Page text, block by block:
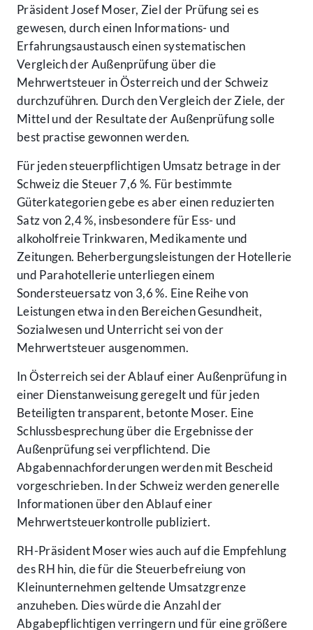
Präsident Josef Moser, Ziel der Prüfung sei es
gewesen, durch einen Informations- und
Erfahrungsaustausch einen systematischen
Vergleich der Außenprüfung über die
Mehrwertsteuer in Österreich und der Schweiz
durchzuführen. Durch den Vergleich der Ziele, der
Mittel und der Resultate der Außenprüfung solle
best practise gewonnen werden.
Für jeden steuerpflichtigen Umsatz betrage in der
Schweiz die Steuer 7,6 %. Für bestimmte
Güterkategorien gebe es aber einen reduzierten
Satz von 2,4 %, insbesondere für Ess- und
alkoholfreie Trinkwaren, Medikamente und
Zeitungen. Beherbergungsleistungen der Hotellerie
und Parahotellerie unterliegen einem
Sondersteuersatz von 3,6 %. Eine Reihe von
Leistungen etwa in den Bereichen Gesundheit,
Sozialwesen und Unterricht sei von der
Mehrwertsteuer ausgenommen.
In Österreich sei der Ablauf einer Außenprüfung in
einer Dienstanweisung geregelt und für jeden
Beteiligten transparent, betonte Moser. Eine
Schlussbesprechung über die Ergebnisse der
Außenprüfung sei verpflichtend. Die
Abgabennachforderungen werden mit Bescheid
vorgeschrieben. In der Schweiz werden generelle
Informationen über den Ablauf einer
Mehrwertsteuerkontrolle publiziert.
RH-Präsident Moser wies auch auf die Empfehlung
des RH hin, die für die Steuerbefreiung von
Kleinunternehmen geltende Umsatzgrenze
anzuheben. Dies würde die Anzahl der
Abgabepflichtigen verringern und für eine größere